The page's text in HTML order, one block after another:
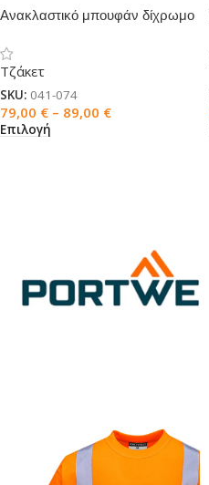
Ανακλαστικό μπουφάν δίχρωμο
Τζάκετ
SKU: 041-074
79,00 € – 89,00 €
Επιλογή